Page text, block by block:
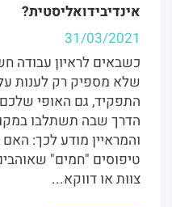
אינדיבידואליסטית?
31/03/2021
כשבאים לראיון עבודה
שלא מספיק רק לענות
התפקיד, גם האופי
הדרך שבה תשתלבו
והמראיין מודע לכך:
טיפוסים "חמים"
צוות או דווקא...